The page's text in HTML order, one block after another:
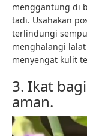
menggantung di
tadi. Usahakan
terlindungi
menghalangi
menyengat kulit
3. Ikat
aman.